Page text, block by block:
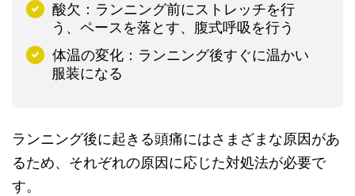
酸欠：ランニング前にストレッチを行
う、ペースを落とす、腹式呼吸を行う
体温の変化：ランニング後すぐに温かい
服装になる
ランニング後に起きる頭痛にはさまざまな原因があ
るため、それぞれの原因に応じた対処法が必要で
す。